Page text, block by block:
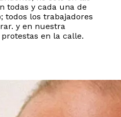
todas y cada una de
todos los trabajadores
y en nuestra
en la calle.